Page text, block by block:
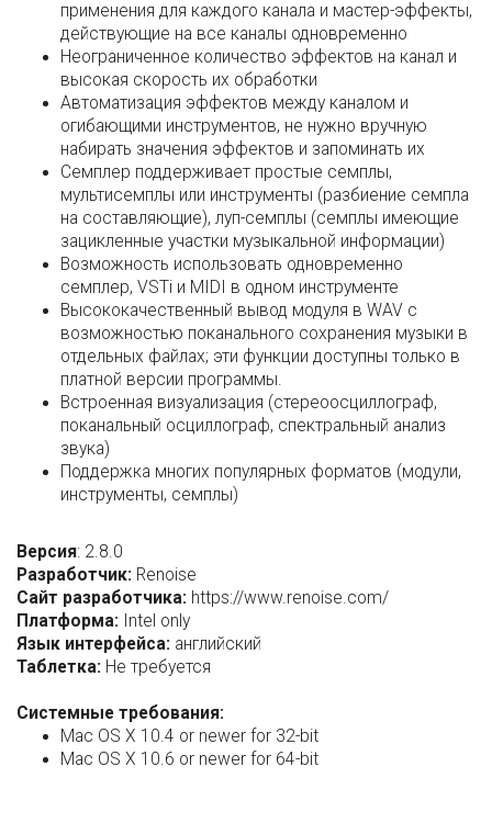
применения для каждого канала и мастер-эффекты,
действующие на все каналы одновременно
Неограниченное количество эффектов на канал и
высокая скорость их обработки
Автоматизация эффектов между каналом и
огибающими инструментов, не нужно вручную
набирать значения эффектов и запоминать их
Семплер поддерживает простые семплы,
мультисемплы или инструменты (разбиение семпла
на составляющие), луп-семплы (семплы имеющие
зацикленные участки музыкальной информации)
Возможность использовать одновременно
семплер, VSTi и MIDI в одном инструменте
Высококачественный вывод модуля в WAV с
возможностью поканального сохранения музыки в
отдельных файлах; эти функции доступны только в
платной версии программы.
Встроенная визуализация (стереоосциллограф,
поканальный осциллограф, спектральный анализ
звука)
Поддержка многих популярных форматов (модули,
инструменты, семплы)
Версия: 2.8.0
Разработчик: Renoise
Сайт разработчика: https://www.renoise.com/
Платформа: Intel only
Язык интерфейса: английский
Таблетка: Не требуется
Системные требования:
Mac OS X 10.4 or newer for 32-bit
Mac OS X 10.6 or newer for 64-bit